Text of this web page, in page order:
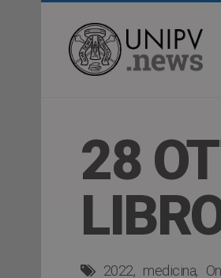
28
2022 medicina